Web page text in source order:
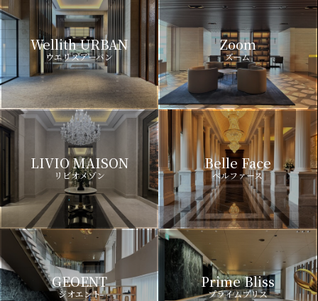
Wellith URBAN
ウエリスアーバン
Zoom
ズーム
LIVIO MAISON
リビオメゾン
Belle Face
ベルファース
GEOENT
ジオエント
Prime Bliss
プライムブリス